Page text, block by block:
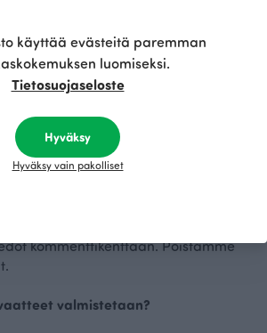
asukokonaisuuden monipuolisesta
tehdä valintoja sopivista asuista
kommenttikenttään. Poistamme
valmistetaan?
käyttää evästeitä paremman
luomiseksi.
Tietosuojaseloste
Hyväksy
Hyväksy vain pakolliset